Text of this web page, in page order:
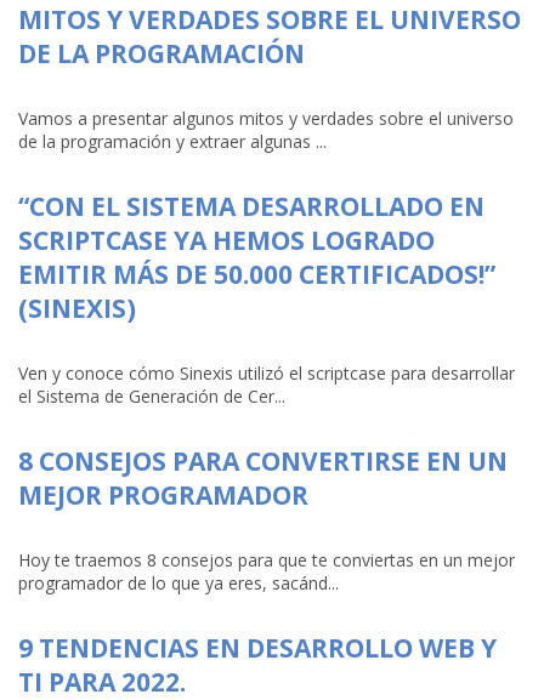
MITOS Y VERDADES SOBRE EL UNIVERSO
DE LA PROGRAMACIÓN
Vamos a presentar algunos mitos y verdades sobre el universo
de la programación y extraer algunas ...
“CON EL SISTEMA DESARROLLADO EN
SCRIPTCASE YA HEMOS LOGRADO
EMITIR MÁS DE 50.000 CERTIFICADOS!”
(SINEXIS)
Ven y conoce cómo Sinexis utilizó el scriptcase para desarrollar
el Sistema de Generación de Cer...
8 CONSEJOS PARA CONVERTIRSE EN UN
MEJOR PROGRAMADOR
Hoy te traemos 8 consejos para que te conviertas en un mejor
programador de lo que ya eres, sacánd...
9 TENDENCIAS EN DESARROLLO WEB Y
TI PARA 2022.